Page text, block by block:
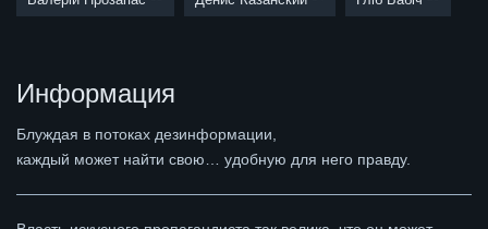
Информация
Блуждая в потоках дезинформации,
каждый может найти свою… удобную для него правду.